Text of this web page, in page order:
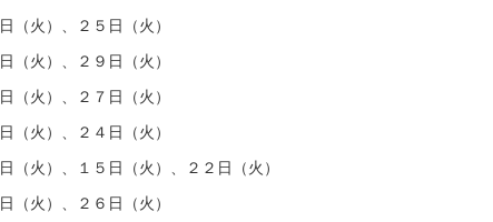
、２５日（火）
、２９日（火）
）、２７日（火）
）、２４日（火）
、１５日（火）、２２日（火）
火）、２６日（火）